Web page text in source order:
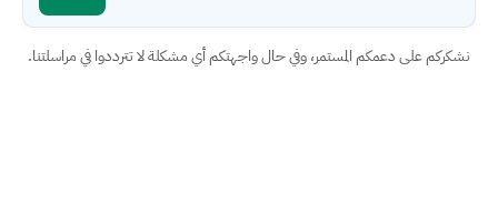
نشكركم على دعمكم المستمر، وفي حال واجهتكم أي مشكلة لا تترددوا في مراسلتنا.